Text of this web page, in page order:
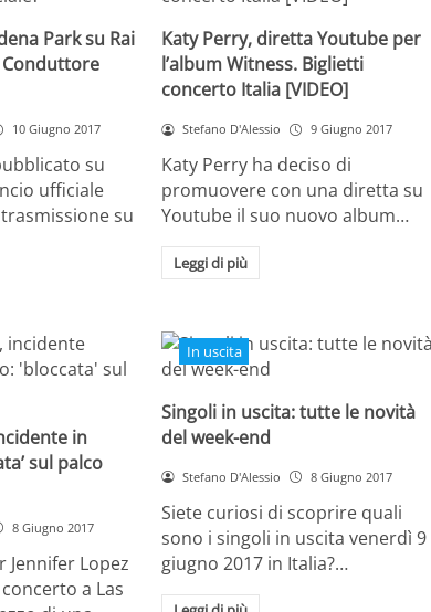
Park su Rai
10 Giugno 2017
su
ufficiale
su
Katy Perry, diretta Youtube per
l’album Witness. Biglietti
concerto Italia [VIDEO]
Stefano D'Alessio 9 Giugno 2017
Katy Perry ha deciso di
promuovere con una diretta su
Youtube il suo nuovo album…
Leggi di più
in
sul palco
8 Giugno 2017
Jennifer Lopez
a Las
In uscita
Singoli in uscita: tutte le novità
del week-end
Stefano D'Alessio 8 Giugno 2017
Siete curiosi di scoprire quali
sono i singoli in uscita venerdì 9
giugno 2017 in Italia?…